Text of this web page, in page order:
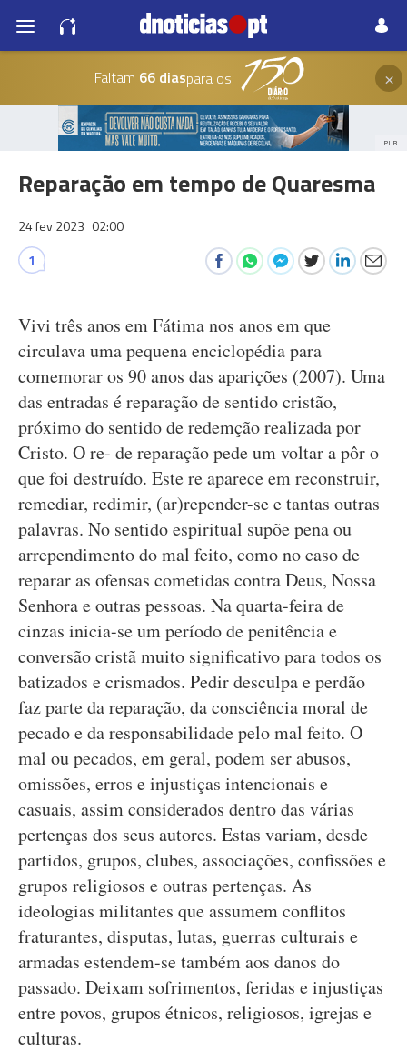
Faltam 66 diaspara os ×
PUB
Reparação em tempo de Quaresma
24 fev 2023 02:00
1
Vivi três anos em Fátima nos anos em que
circulava uma pequena enciclopédia para
comemorar os 90 anos das aparições (2007). Uma
das entradas é reparação de sentido cristão,
próximo do sentido de redemção realizada por
Cristo. O re- de reparação pede um voltar a pôr o
que foi destruído. Este re aparece em reconstruir,
remediar, redimir, (ar)repender-se e tantas outras
palavras. No sentido espiritual supõe pena ou
arrependimento do mal feito, como no caso de
reparar as ofensas cometidas contra Deus, Nossa
Senhora e outras pessoas. Na quarta-feira de
cinzas inicia-se um período de penitência e
conversão cristã muito significativo para todos os
batizados e crismados. Pedir desculpa e perdão
faz parte da reparação, da consciência moral de
pecado e da responsabilidade pelo mal feito. O
mal ou pecados, em geral, podem ser abusos,
omissões, erros e injustiças intencionais e
casuais, assim considerados dentro das várias
pertenças dos seus autores. Estas variam, desde
partidos, grupos, clubes, associações, confissões e
grupos religiosos e outras pertenças. As
ideologias militantes que assumem conflitos
fraturantes, disputas, lutas, guerras culturais e
armadas estendem-se também aos danos do
passado. Deixam sofrimentos, feridas e injustiças
entre povos, grupos étnicos, religiosos, igrejas e
culturas.